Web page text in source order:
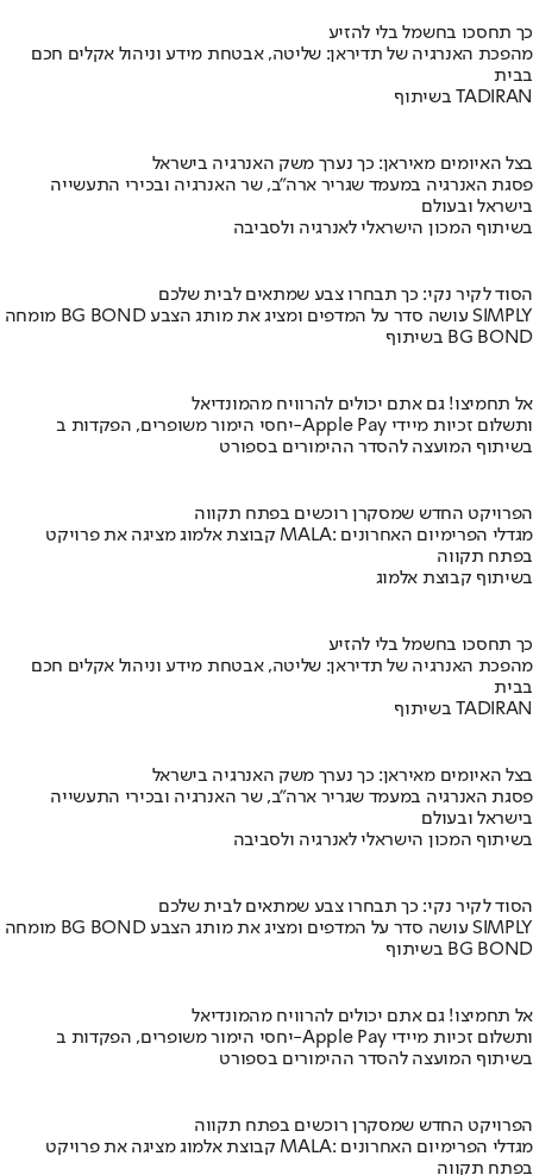
כך תחסכו בחשמל בלי להזיע
מהפכת האנרגיה של תדיראן: שליטה, אבטחת מידע וניהול אקלים חכם
בבית
בשיתוף TADIRAN
בצל האיומים מאיראן: כך נערך משק האנרגיה בישראל
פסגת האנרגיה במעמד שגריר ארה"ב, שר האנרגיה ובכירי התעשייה
בישראל ובעולם
בשיתוף המכון הישראלי לאנרגיה ולסביבה
הסוד לקיר נקי: כך תבחרו צבע שמתאים לבית שלכם
מומחה BG BOND עושה סדר על המדפים ומציג את מותג הצבע SIMPLY
בשיתוף BG BOND
אל תחמיצו! גם אתם יכולים להרוויח מהמונדיאל
יחסי הימור משופרים, הפקדות ב-Apple Pay ותשלום זכיות מיידי
בשיתוף המועצה להסדר ההימורים בספורט
הפרויקט החדש שמסקרן רוכשים בפתח תקווה
קבוצת אלמוג מציגה את פרויקט MALA: מגדלי הפרימיום האחרונים
בפתח תקווה
בשיתוף קבוצת אלמוג
כך תחסכו בחשמל בלי להזיע
מהפכת האנרגיה של תדיראן: שליטה, אבטחת מידע וניהול אקלים חכם
בבית
בשיתוף TADIRAN
בצל האיומים מאיראן: כך נערך משק האנרגיה בישראל
פסגת האנרגיה במעמד שגריר ארה"ב, שר האנרגיה ובכירי התעשייה
בישראל ובעולם
בשיתוף המכון הישראלי לאנרגיה ולסביבה
הסוד לקיר נקי: כך תבחרו צבע שמתאים לבית שלכם
מומחה BG BOND עושה סדר על המדפים ומציג את מותג הצבע SIMPLY
בשיתוף BG BOND
אל תחמיצו! גם אתם יכולים להרוויח מהמונדיאל
יחסי הימור משופרים, הפקדות ב-Apple Pay ותשלום זכיות מיידי
בשיתוף המועצה להסדר ההימורים בספורט
הפרויקט החדש שמסקרן רוכשים בפתח תקווה
קבוצת אלמוג מציגה את פרויקט MALA: מגדלי הפרימיום האחרונים
בפתח תקווה